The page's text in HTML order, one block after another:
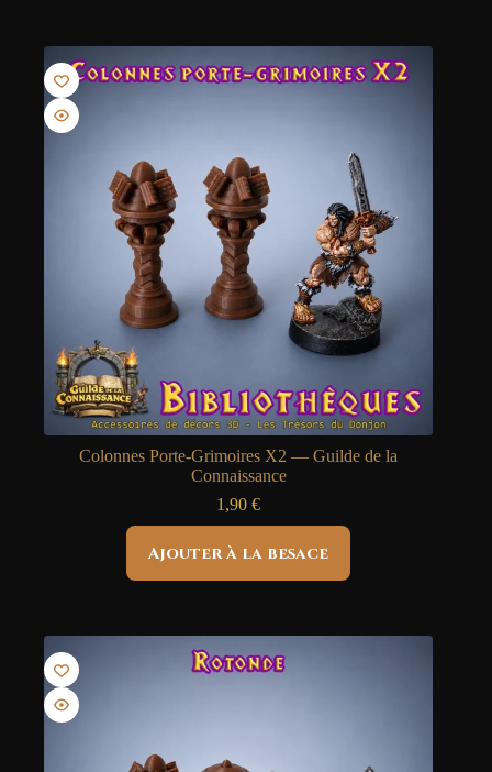
Colonnes Porte-Grimoires X2 — Guilde de la
Connaissance
1,90€
Ajouter à la besace